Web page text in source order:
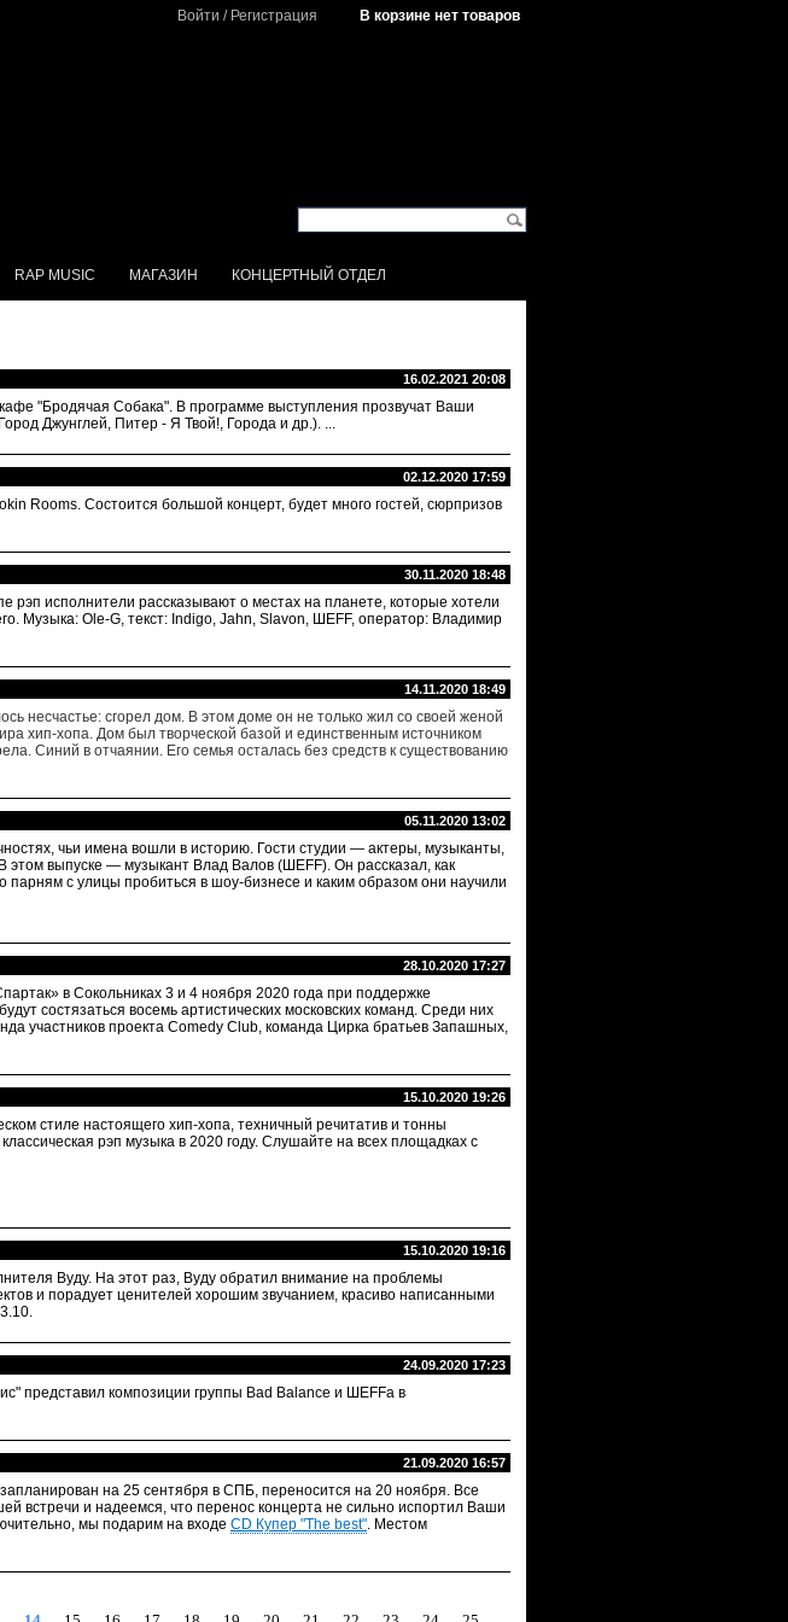
Войти / Регистрация В корзине нет товаров
RAP MUSIC МАГАЗИН
КОНЦЕРТНЫЙ ОТДЕЛ
16.02.2021 20:08
"Бродячая Собака". В программе выступления прозвучат Ваши
Джунглей, Питер - Я Твой!, Города и др.). ...
02.12.2020 17:59
Rooms. Состоится большой концерт, будет много гостей, сюрпризов
30.11.2020 18:48
исполнители рассказывают о местах на планете, которые хотели
Музыка: Ole-G, текст: Indigo, Jahn, Slavon, ШЕFF, оператор: Владимир
14.11.2020 18:49
несчастье: сгорел дом. В этом доме он не только жил со своей женой
хип-хопа. Дом был творческой базой и единственным источником
Синий в отчаянии. Его семья осталась без средств к существованию
05.11.2020 13:02
чьи имена вошли в историю. Гости студии — актеры, музыканты,
выпуске — музыкант Влад Валов (ШЕFF). Он рассказал, как
парням с улицы пробиться в шоу-бизнесе и каким образом они научили
28.10.2020 17:27
в Сокольниках 3 и 4 ноября 2020 года при поддержке
состязаться восемь артистических московских команд. Среди них
участников проекта Comedy Club, команда Цирка братьев Запашных,
15.10.2020 19:26
стиле настоящего хип-хопа, техничный речитатив и тонны
рэп музыка в 2020 году. Слушайте на всех площадках с
15.10.2020 19:16
Вуду. На этот раз, Вуду обратил внимание на проблемы
и порадует ценителей хорошим звучанием, красиво написанными
24.09.2020 17:23
представил композиции группы Bad Balance и ШЕFFа в
21.09.2020 16:57
на 25 сентября в СПБ, переносится на 20 ноября. Все
встречи и надеемся, что перенос концерта не сильно испортил Ваши
мы подарим на входе CD Купер "The best". Местом